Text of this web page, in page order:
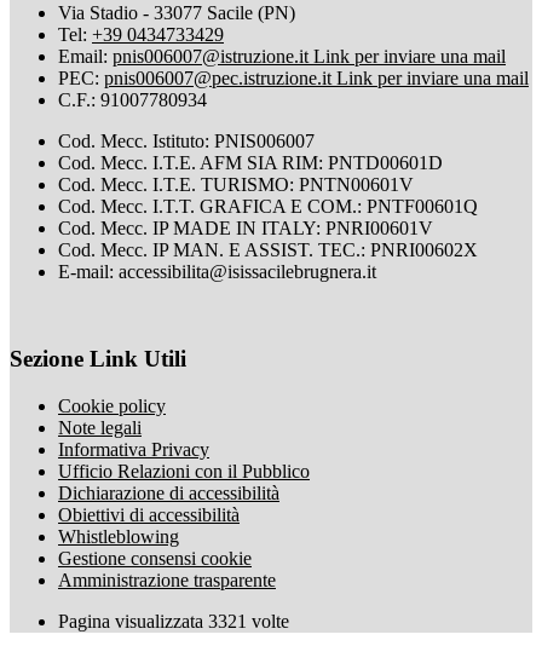
Via Stadio - 33077 Sacile (PN)
Tel: +39 0434733429
Email: pnis006007@istruzione.it Link per inviare una mail
PEC: pnis006007@pec.istruzione.it Link per inviare una mail
C.F.: 91007780934
Cod. Mecc. Istituto: PNIS006007
Cod. Mecc. I.T.E. AFM SIA RIM: PNTD00601D
Cod. Mecc. I.T.E. TURISMO: PNTN00601V
Cod. Mecc. I.T.T. GRAFICA E COM.: PNTF00601Q
Cod. Mecc. IP MADE IN ITALY: PNRI00601V
Cod. Mecc. IP MAN. E ASSIST. TEC.: PNRI00602X
E-mail: accessibilita@isissacilebrugnera.it
Sezione Link Utili
Cookie policy
Note legali
Informativa Privacy
Ufficio Relazioni con il Pubblico
Dichiarazione di accessibilità
Obiettivi di accessibilità
Whistleblowing
Gestione consensi cookie
Amministrazione trasparente
Pagina visualizzata 3321 volte